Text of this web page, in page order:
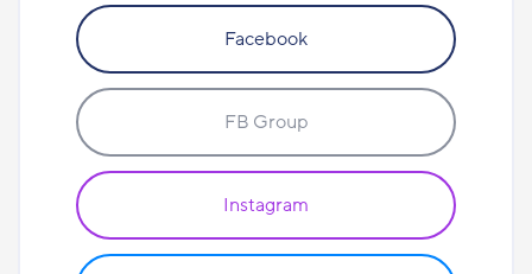
Facebook
FB Group
Instagram